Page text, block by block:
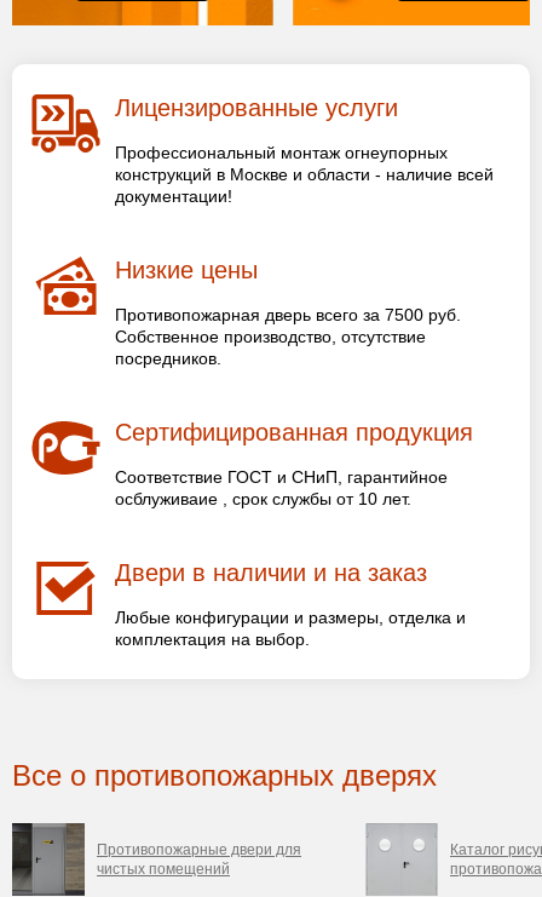
Лицензированные услуги
Профессиональный монтаж огнеупорных
конструкций в Москве и области - наличие всей
документации!
Низкие цены
Противопожарная дверь всего за 7500 руб.
Собственное производство, отсутствие
посредников.
Сертифицированная продукция
Соответствие ГОСТ и СНиП, гарантийное
осблуживаие , срок службы от 10 лет.
Двери в наличии и на заказ
Любые конфигурации и размеры, отделка и
комплектация на выбор.
Все о противопожарных дверях
Противопожарные двери для
чистых помещений
Каталог